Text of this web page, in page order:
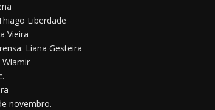
Liberdade
Vieira
Liana Gesteira
Wlamir
novembro.